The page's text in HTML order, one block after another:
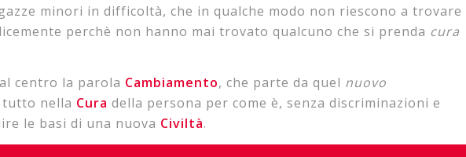
minori in difficoltà, che in qualche modo non riescono a trovare
perchè non hanno mai trovato qualcuno che si prenda cura
centro la parola Cambiamento, che parte da quel nuovo
tutto nella Cura della persona per come è, senza discriminazioni e
le basi di una nuova Civiltà.